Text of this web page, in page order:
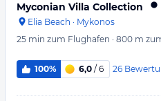
Myconian Villa Collection
Elia Beach · Mykonos
25 min zum Flughafen · 800 m
100% 6,0 / 6 26